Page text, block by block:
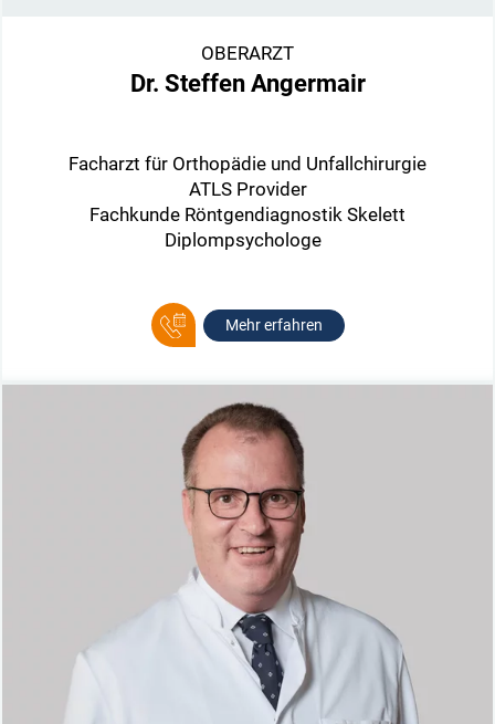
OBERARZT
Dr. Steffen Angermair
Facharzt für Orthopädie und Unfallchirurgie
ATLS Provider
Fachkunde Röntgendiagnostik Skelett
Diplompsychologe
Mehr erfahren